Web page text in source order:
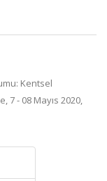
Kentsel
7 - 08 Mayıs 2020,